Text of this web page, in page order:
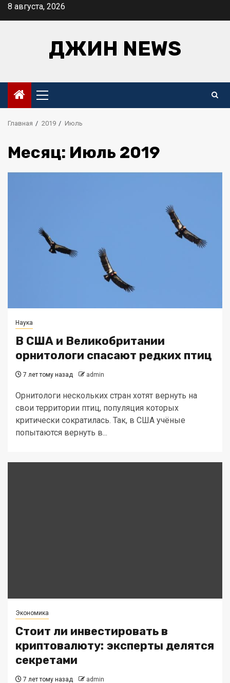
Перейти
8 августа, 2026
ДЖИН NEWS
Основное
меню
Главная 2019 Июль
Месяц: Июль 2019
Наука
В США и Великобритании
орнитологи спасают редких птиц
7 лет тому назад admin
Орнитологи нескольких стран хотят вернуть на
свои территории птиц, популяция которых
критически сократилась. Так, в США учёные
попытаются вернуть в...
Экономика
Стоит ли инвестировать в
криптовалюту: эксперты делятся
секретами
7 лет тому назад admin